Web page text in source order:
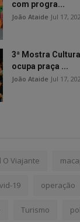
com progra...
João Ataide Jul 17,
3ª Mostra
ocupa praça ...
João Ataide Jul 17,
O Viajante
19 operação
Turismo